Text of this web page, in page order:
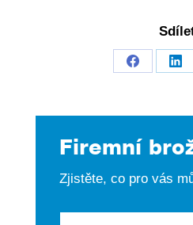
Share
Facebook
Firemní
Zjistěte, co pro vás